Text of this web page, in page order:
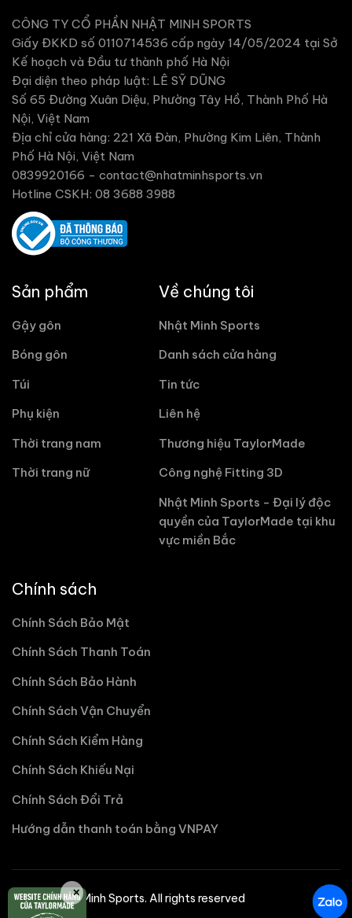
✕
CÔNG TY CỔ PHẦN NHẬT MINH SPORTS
Giấy ĐKKD số 0110714536 cấp ngày 14/05/2024 tại Sở
Kế hoạch và Đầu tư thành phố Hà Nội
Đại diện theo pháp luật: LÊ SỸ DŨNG
Số 65 Đường Xuân Diệu, Phường Tây Hồ, Thành Phố Hà
Nội, Việt Nam
Địa chỉ cửa hàng: 221 Xã Đàn, Phường Kim Liên, Thành
Phố Hà Nội, Việt Nam
0839920166 - contact@nhatminhsports.vn
Hotline CSKH: 08 3688 3988
Sản phẩm
Gậy gôn
Bóng gôn
Túi
Phụ kiện
Thời trang nam
Thời trang nữ
Về chúng tôi
Nhật Minh Sports
Danh sách cửa hàng
Tin tức
Liên hệ
Thương hiệu TaylorMade
Công nghệ Fitting 3D
Nhật Minh Sports - Đại lý độc
quyền của TaylorMade tại khu
vực miền Bắc
Chính sách
Chính Sách Bảo Mật
Chính Sách Thanh Toán
Chính Sách Bảo Hành
Chính Sách Vận Chuyển
Chính Sách Kiểm Hàng
Chính Sách Khiếu Nại
Chính Sách Đổi Trả
Hướng dẫn thanh toán bằng VNPAY
©2025 Nhat Minh Sports. All rights reserved